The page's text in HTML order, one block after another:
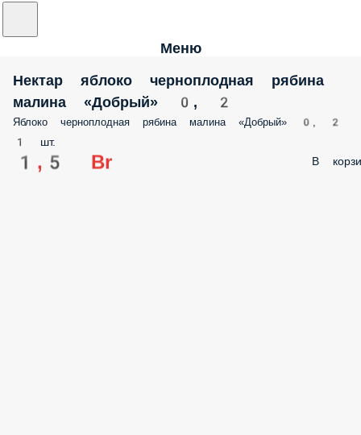
Меню
Нектар яблоко черноплодная рябина
малина «Добрый» 0, 2
Яблоко черноплодная рябина малина «Добрый» 0, 2
1 шт.
1,5 Br В